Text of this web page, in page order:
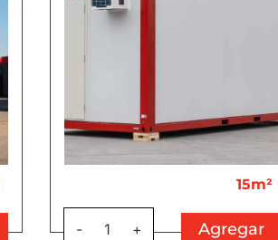
15m²
- 1 + Agregar